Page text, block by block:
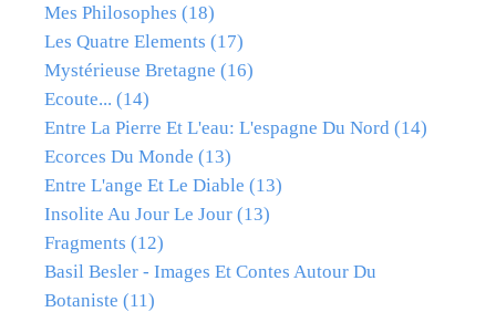
Mes Philosophes (18)
Les Quatre Elements (17)
Mystérieuse Bretagne (16)
Ecoute... (14)
Entre La Pierre Et L'eau: L'espagne Du Nord (14)
Ecorces Du Monde (13)
Entre L'ange Et Le Diable (13)
Insolite Au Jour Le Jour (13)
Fragments (12)
Basil Besler - Images Et Contes Autour Du
Botaniste (11)